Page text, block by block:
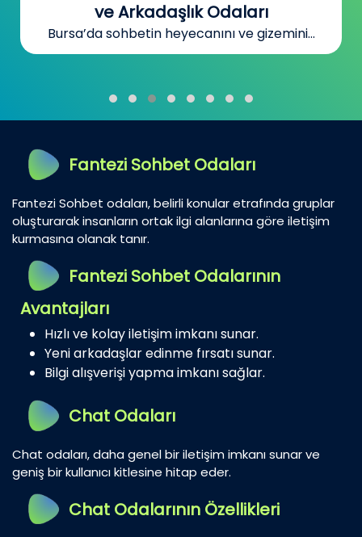
ve Arkadaşlık Odaları
Bursa’da sohbetin heyecanını ve gizemini...
Fantezi Sohbet Odaları
Fantezi Sohbet odaları, belirli konular etrafında gruplar
oluşturarak insanların ortak ilgi alanlarına göre iletişim
kurmasına olanak tanır.
Fantezi Sohbet Odalarının
Avantajları
Hızlı ve kolay iletişim imkanı sunar.
Yeni arkadaşlar edinme fırsatı sunar.
Bilgi alışverişi yapma imkanı sağlar.
Chat Odaları
Chat odaları, daha genel bir iletişim imkanı sunar ve
geniş bir kullanıcı kitlesine hitap eder.
Chat Odalarının Özellikleri